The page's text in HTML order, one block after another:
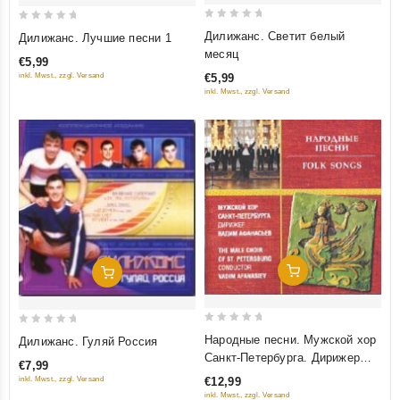
out
of
Дилижанс. Лучшие песни 1
€5,99
inkl. Mwst., zzgl. Versand
out
5
Дилижанс. Светит белый
месяц
€5,99
inkl. Mwst., zzgl. Versand
Добавить В Корзину
out
of
Дилижанс. Гуляй Россия
€7,99
inkl. Mwst., zzgl. Versand
Добавить В Корзину
out
5
Народные песни. Мужской хор
Санкт-Петербурга. Дирижер
Вадим Афанасьев
€12,99
inkl. Mwst., zzgl. Versand